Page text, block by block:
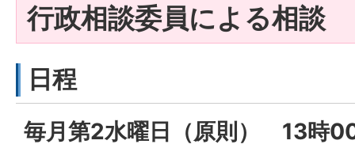
行政相談委員による相談
日程
毎月第2水曜日（原則） 13時